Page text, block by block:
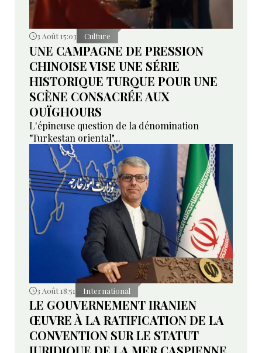
3 Août 15:03 Culture
UNE CAMPAGNE DE PRESSION
CHINOISE VISE UNE SÉRIE
HISTORIQUE TURQUE POUR UNE
SCÈNE CONSACRÉE AUX
OUÏGHOURS
L'épineuse question de la dénomination
"Turkestan oriental"...
3 Août 18:51 International
LE GOUVERNEMENT IRANIEN
ŒUVRE À LA RATIFICATION DE LA
CONVENTION SUR LE STATUT